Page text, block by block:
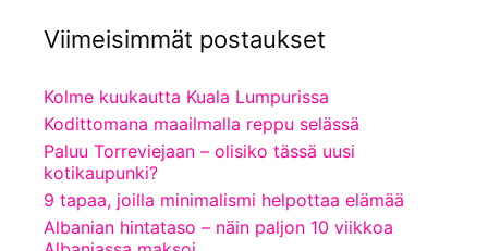
Viimeisimmät postaukset
Kolme kuukautta Kuala Lumpurissa
Kodittomana maailmalla reppu selässä
Paluu Torreviejaan – olisiko tässä uusi
kotikaupunki?
9 tapaa, joilla minimalismi helpottaa elämää
Albanian hintataso – näin paljon 10 viikkoa